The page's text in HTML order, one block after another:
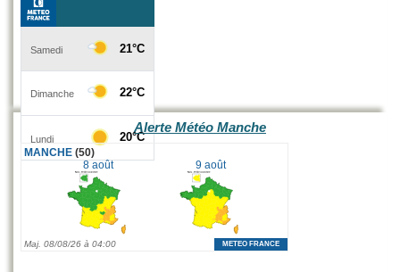
Alerte Météo Manche